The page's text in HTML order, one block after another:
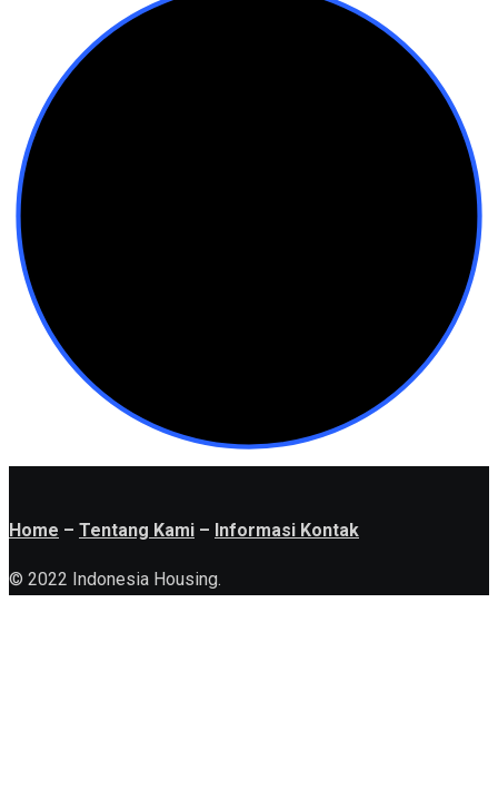
Home – Tentang Kami – Informasi Kontak
© 2022 Indonesia Housing.